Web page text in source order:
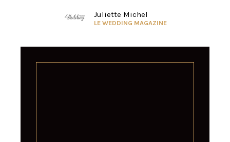
Juliette Michel
LE WEDDING MAGAZINE